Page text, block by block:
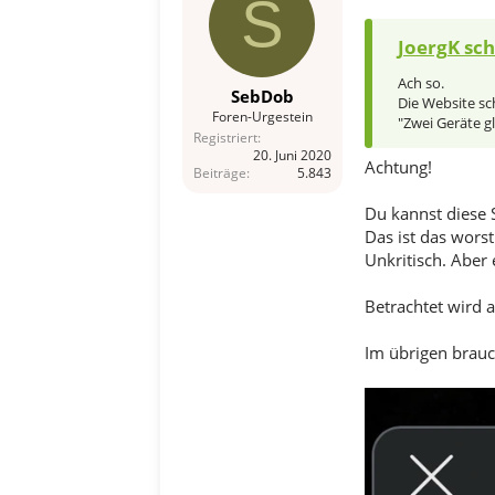
S
SebDob
Foren-Urgestein
Registriert
20. Juni 2020
Beiträge
5.843
JoergK
Ach so.
Die Website
"Zwei Geräte
Achtung!
Du kannst diese
Das ist das
Unkritisch. Aber
Betrachtet wird
Im übrigen